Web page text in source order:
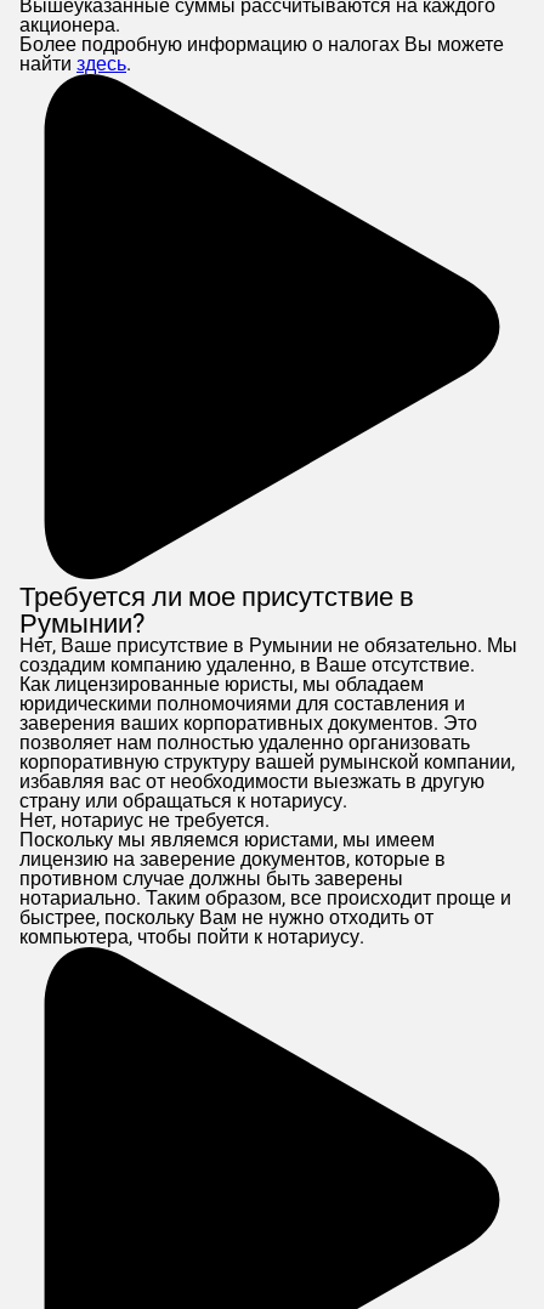
Вышеуказанные суммы рассчитываются на каждого
акционера.
Более подробную информацию о налогах Вы можете
найти здесь.
Требуется ли мое присутствие в
Румынии?
Нет, Ваше присутствие в Румынии не обязательно. Мы
создадим компанию удаленно, в Ваше отсутствие.
Как лицензированные юристы, мы обладаем
юридическими полномочиями для составления и
заверения ваших корпоративных документов. Это
позволяет нам полностью удаленно организовать
корпоративную структуру вашей румынской компании,
избавляя вас от необходимости выезжать в другую
страну или обращаться к нотариусу.
Нет, нотариус не требуется.
Поскольку мы являемся юристами, мы имеем
лицензию на заверение документов, которые в
противном случае должны быть заверены
нотариально. Таким образом, все происходит проще и
быстрее, поскольку Вам не нужно отходить от
компьютера, чтобы пойти к нотариусу.